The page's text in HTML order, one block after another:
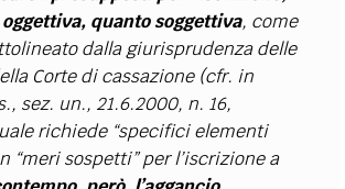
quanto soggettiva, come
dalla giurisprudenza delle
Corte di cassazione (cfr. in
sez. un., 21.6.2000, n. 16,
richiede “specifici elementi
“meri sospetti” per l’iscrizione a